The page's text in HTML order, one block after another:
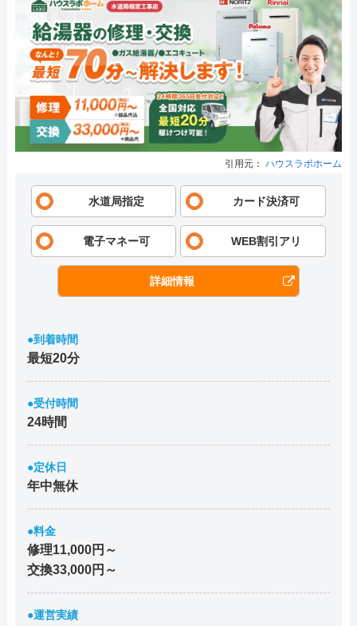
引用元： ハウスラボホーム
水道局指定 カード決済可
電子マネー可 WEB割引アリ
詳細情報
●到着時間
最短20分
●受付時間
24時間
●定休日
年中無休
●料金
修理11,000円～
交換33,000円～
●運営実績